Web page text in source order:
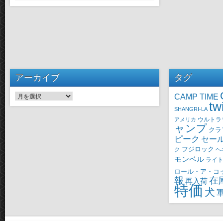
アーカイブ
アーカイブ
タグ
CAMP TIME
SHANGRI-LA
アメリカ ウルト
ャンプ ク
ピーク セー
ク フジロック ヘ
モンベル ライト
ロール・ア・コ
報 再入荷在
特価 犬